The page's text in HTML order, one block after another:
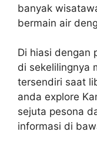
banyak
bermain air
Di hiasi dengan
di sekelilingnya
tersendiri saat
anda explore
sejuta pesona
informasi di